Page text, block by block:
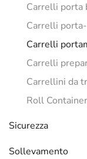
Carrelli porta
Carrelli
Carrelli
Carrelli
Carrellini da
Roll Container
Sicurezza
Sollevamento